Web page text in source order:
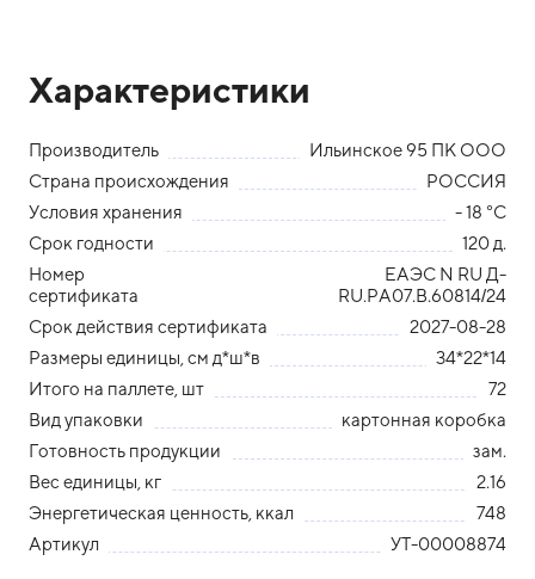
Характеристики
Производитель
Ильинское 95 ПК ООО
Страна происхождения
РОССИЯ
Условия хранения
- 18 °С
Срок годности
120 д.
Номер
сертификата
ЕАЭС N RU Д-
RU.РА07.В.60814/24
Срок действия сертификата
2027-08-28
Размеры единицы, см д*ш*в
34*22*14
Итого на паллете, шт
72
Вид упаковки
картонная коробка
Готовность продукции
зам.
Вес единицы, кг
2.16
Энергетическая ценность, ккал
748
Артикул
УТ-00008874